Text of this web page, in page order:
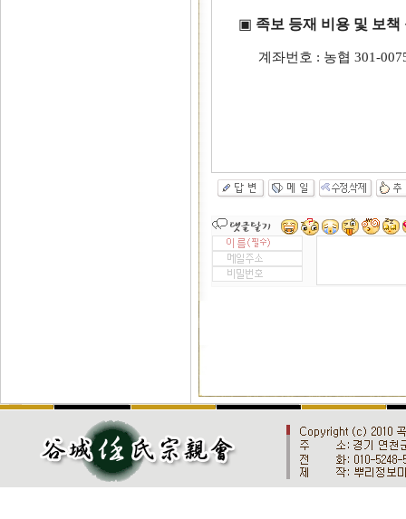
▣ 족보 등재 비용 및 보책
계좌번호 : 농협 301-